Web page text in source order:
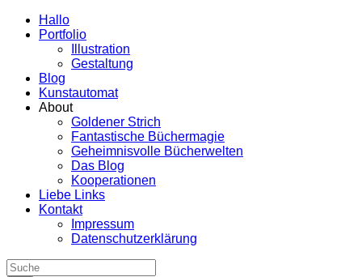
Hallo
Portfolio
Illustration
Gestaltung
Blog
Kunstautomat
About
Goldener Strich
Fantastische Büchermagie
Geheimnisvolle Bücherwelten
Das Blog
Kooperationen
Liebe Links
Kontakt
Impressum
Datenschutzerklärung